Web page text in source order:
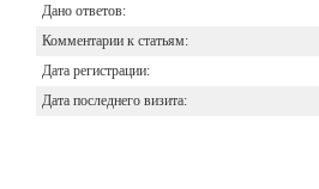
Дано ответов:
Комментарии к статьям:
Дата регистрации:
Дата последнего визита: